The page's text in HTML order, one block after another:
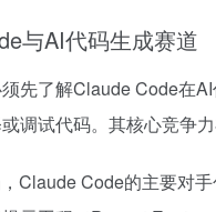
与AI代码生成赛道
先了解Claude Code在
调试代码。其核心竞争
Claude Code的主要对